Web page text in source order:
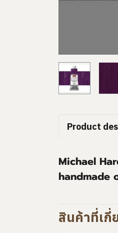
Product
Michael
handmade
สินค้าที่เกี่